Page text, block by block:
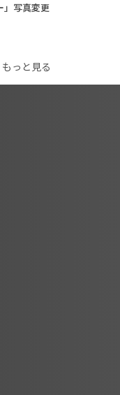
」写真変更
もっと見る